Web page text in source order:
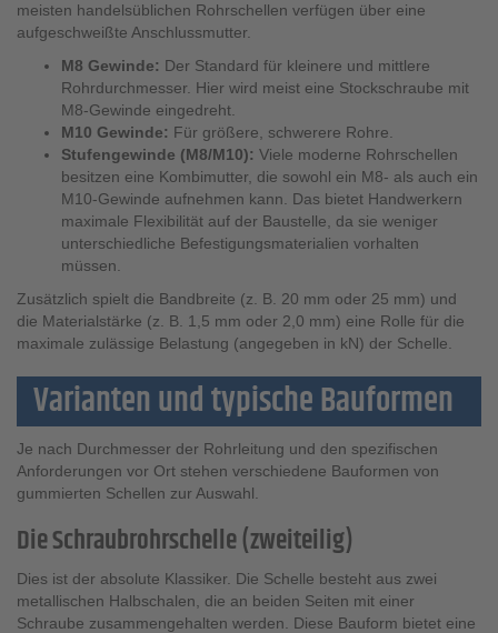
meisten handelsüblichen Rohrschellen verfügen über eine
aufgeschweißte Anschlussmutter.
M8 Gewinde: Der Standard für kleinere und mittlere
Rohrdurchmesser. Hier wird meist eine Stockschraube mit
M8-Gewinde eingedreht.
M10 Gewinde: Für größere, schwerere Rohre.
Stufengewinde (M8/M10): Viele moderne Rohrschellen
besitzen eine Kombimutter, die sowohl ein M8- als auch ein
M10-Gewinde aufnehmen kann. Das bietet Handwerkern
maximale Flexibilität auf der Baustelle, da sie weniger
unterschiedliche Befestigungsmaterialien vorhalten
müssen.
Zusätzlich spielt die Bandbreite (z. B. 20 mm oder 25 mm) und
die Materialstärke (z. B. 1,5 mm oder 2,0 mm) eine Rolle für die
maximale zulässige Belastung (angegeben in kN) der Schelle.
Varianten und typische Bauformen
Je nach Durchmesser der Rohrleitung und den spezifischen
Anforderungen vor Ort stehen verschiedene Bauformen von
gummierten Schellen zur Auswahl.
Die Schraubrohrschelle (zweiteilig)
Dies ist der absolute Klassiker. Die Schelle besteht aus zwei
metallischen Halbschalen, die an beiden Seiten mit einer
Schraube zusammengehalten werden. Diese Bauform bietet eine